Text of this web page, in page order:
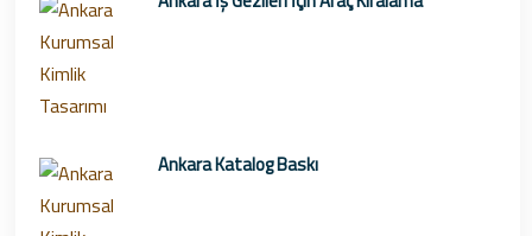
Ankara Katalog Baskı